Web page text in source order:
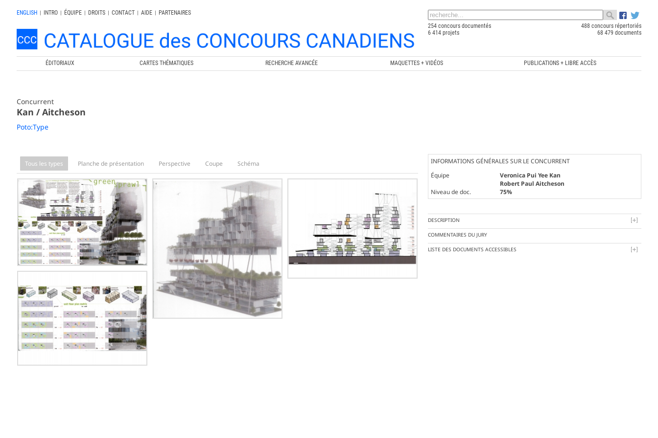
ENGLISH | INTRO | ÉQUIPE | DROITS | CONTACT | AIDE |
PARTENAIRES
254 concours documentés
488 concours répertoriés
6 414 projets
68 479 documents
ÉDITORIAUX CARTES THÉMATIQUES RECHERCHE AVANCÉE MAQUETTES + VIDÉOS PUBLICATIONS + LIBRE ACCÈS
Concurrent
Kan / Aitcheson
Poto:Type
Tous les types Planche de présentation Perspective Coupe Schéma
INFORMATIONS GÉNÉRALES SUR LE CONCURRENT
Équipe
Veronica Pui Yee Kan
Robert Paul Aitcheson
Niveau de doc.
75%
DESCRIPTION
COMMENTAIRES DU JURY
LISTE DES DOCUMENTS ACCESSIBLES